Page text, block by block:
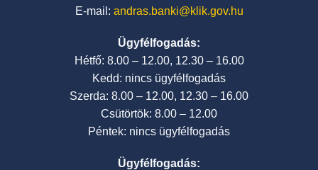
E-mail: andras.banki@klik.gov.hu
Ügyfélfogadás:
Hétfő: 8.00 – 12.00, 12.30 – 16.00
Kedd: nincs ügyfélfogadás
Szerda: 8.00 – 12.00, 12.30 – 16.00
Csütörtök: 8.00 – 12.00
Péntek: nincs ügyfélfogadás
Ügyfélfogadás: